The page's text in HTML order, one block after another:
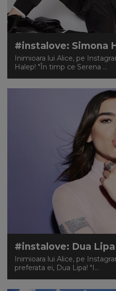
NEWS
CONTUL MEU
#instalove: Simona
Inimioara lui Alice, pe
Halep! "În timp ce Serena ...
#instalove: Dua Lipa
Inimioara lui Alice, pe
preferata ei, Dua Lipa! "I...